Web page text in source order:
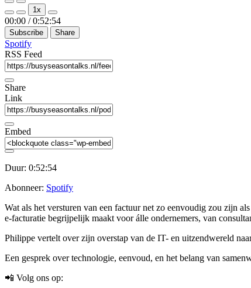
Play
Episode
Pause
Episode
Mute/Unmute
Episode
Rewind
10
Seconds
1x
Fast
Forward
30
00:00 / 0:52:54
Subscribe Share
Spotify
RSS Feed
Share
Link
Embed
Duur: 0:52:54
Abonneer: Spotify
Wat als het versturen van een factuur net zo eenvoudig zou zijn
e-facturatie begrijpelijk maakt voor álle ondernemers, van
Philippe vertelt over zijn overstap van de IT- en uitzendwereld
Een gesprek over technologie, eenvoud, en het belang van
📲 Volg ons op: